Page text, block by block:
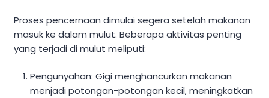
Proses pencernaan dimulai segera setelah makanan
masuk ke dalam mulut. Beberapa aktivitas penting
yang terjadi di mulut meliputi:
Pengunyahan: Gigi menghancurkan makanan
menjadi potongan-potongan kecil, meningkatkan